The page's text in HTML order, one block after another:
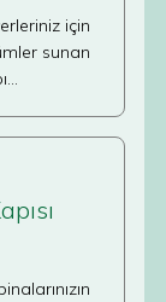
için
sunan